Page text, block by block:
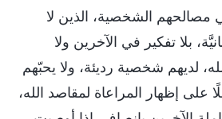
مصالحهم الشخصية، الذين لا
بلا تفكير في الآخرين ولا
لديهم شخصية رديئة، ولا يحبّهم
على إظهار المراعاة لمقاصد الله،